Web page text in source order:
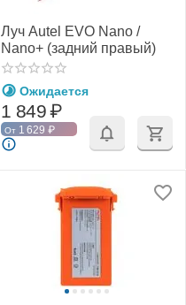
Луч Autel EVO Nano /
Nano+ (задний правый)
Ожидается
1 849₽
От 1 629 ₽